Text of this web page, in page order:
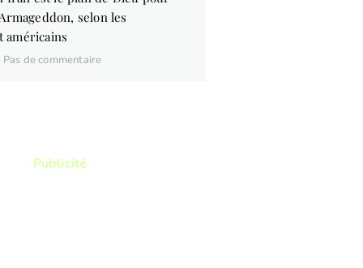
selon les
américains
Pas de commentaire
Publicité